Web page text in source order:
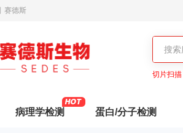
赛德斯
切片扫描
病理学检测 蛋白/分子检测